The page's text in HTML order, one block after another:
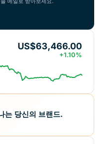
US$63,466.00
+1.10%
는 당신의 브랜드.